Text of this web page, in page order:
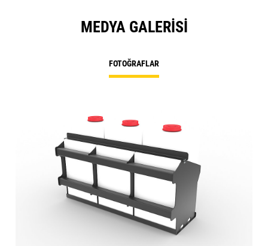
MEDYA GALERISI
FOTOĞRAFLAR